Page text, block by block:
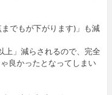
でもが下がります)」も減
上」減らされるので、完全
良かったとなってしまい